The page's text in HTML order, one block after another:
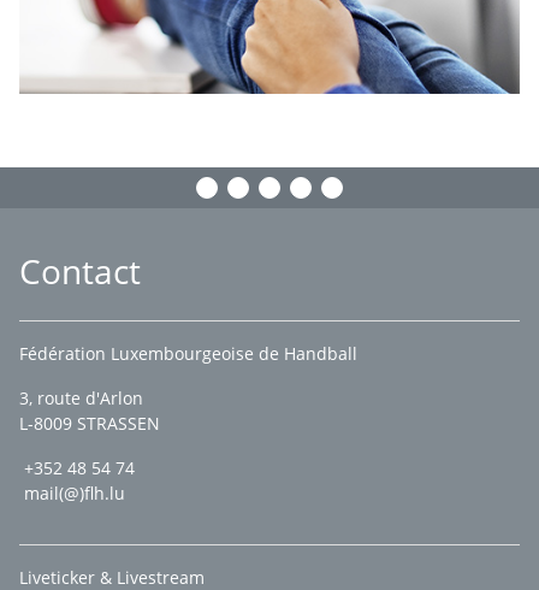
Contact
Fédération Luxembourgeoise de Handball
3, route d'Arlon
L-8009 STRASSEN
+352 48 54 74
mail(@)flh.lu
Liveticker & Livestream